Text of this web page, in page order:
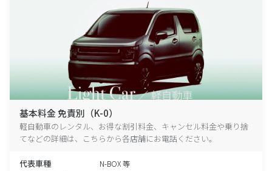
基本料金 免責別（K-0）
軽自動車のレンタル、お得な割引料金、キャンセル料金や乗り捨
てなどの詳細は、こちらから各店舗にお電話ください。
代表車種 N-BOX 等